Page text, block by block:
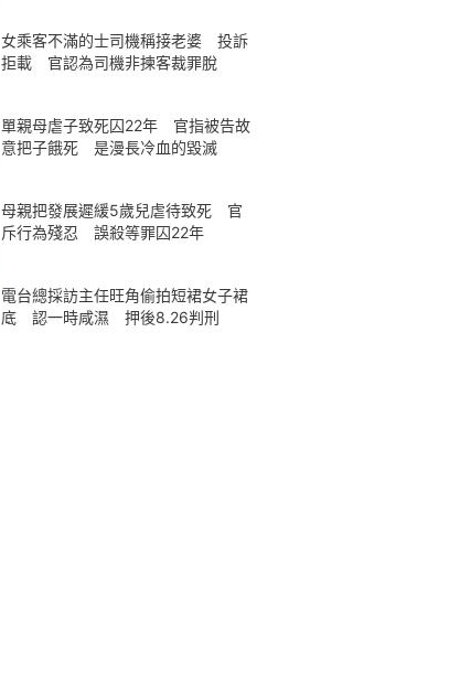
女乘客不滿的士司機稱接老婆 投訴
拒載 官認為司機非揀客裁罪脫
單親母虐子致死囚22年 官指被告故
意把子餓死 是漫長冷血的毀滅
母親把發展遲緩5歲兒虐待致死 官
斥行為殘忍 誤殺等罪囚22年
電台總採訪主任旺角偷拍短裙女子裙
底 認一時咸濕 押後8.26判刑